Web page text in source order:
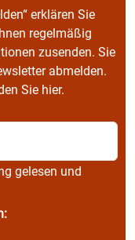
erklären Sie
regelmäßig
zusenden. Sie
abmelden.
Sie hier.
gelesen und